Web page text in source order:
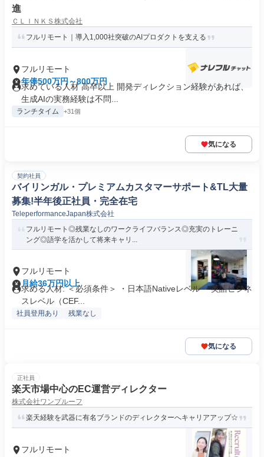
進
ＣＬＩＮＫＳ株式会社
フルリモート｜導入1,000社突破のAIプロダクトを支える
フルリモート
年俸500万円～800万円
求めている人材 高卒以上 開発ディレクション経験があれば、
生成AIの実務経験は不問...
ランチタイム +31個
気になる
契約社員
バイリンガル・プレミアムカスタマーサポート&TL大量
募集!半年後正社員・完全在宅
TeleperformanceJapan株式会社
フルリモート◎残業なしのワークライフバランス◎充実のトレーニ
ング◎語学を活かして将来キャリ...
フルリモート
月給36万円以上
求める人材: ＜必須条件＞ ・日本語Nativeレベル ・英語ビジネ
スレベル（CEF...
社員登用あり 残業なし
気になる
正社員
楽天市場中心のEC運営ディレクター
株式会社ワンプルーフ
楽天経験を武器に有名ブランドのディレクターへキャリアアップ☆
フルリモート